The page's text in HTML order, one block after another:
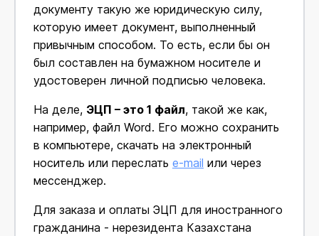
документу такую же юридическую силу,
которую имеет документ, выполненный
привычным способом. То есть, если бы он
был составлен на бумажном носителе и
удостоверен личной подписью человека.
На деле, ЭЦП – это 1 файл, такой же как,
например, файл Word. Его можно сохранить
в компьютере, скачать на электронный
носитель или переслать e-mail или через
мессенджер.
Для заказа и оплаты ЭЦП для иностранного
гражданина - нерезидента Казахстана